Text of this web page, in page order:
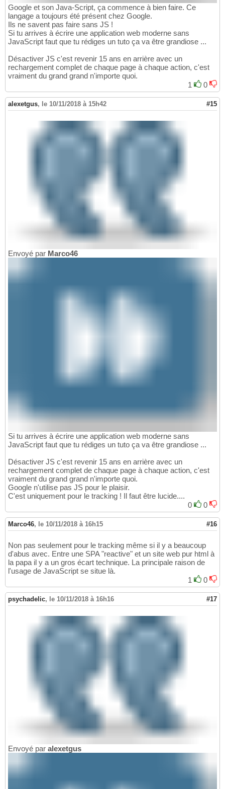
Google et son Java-Script, ça commence à bien faire. Ce
langage a toujours été présent chez Google.
Ils ne savent pas faire sans JS !
Si tu arrives à écrire une application web moderne sans
JavaScript faut que tu rédiges un tuto ça va être grandiose ...
Désactiver JS c'est revenir 15 ans en arrière avec un
rechargement complet de chaque page à chaque action, c'est
vraiment du grand grand n'importe quoi.
1
0
alexetgus, le 10/11/2018 à 15h42 #15
Envoyé par Marco46
Si tu arrives à écrire une application web moderne sans
JavaScript faut que tu rédiges un tuto ça va être grandiose ...
Désactiver JS c'est revenir 15 ans en arrière avec un
rechargement complet de chaque page à chaque action, c'est
vraiment du grand grand n'importe quoi.
Google n'utilise pas JS pour le plaisir.
C'est uniquement pour le tracking ! Il faut être lucide....
0
0
Marco46, le 10/11/2018 à 16h15 #16
Non pas seulement pour le tracking même si il y a beaucoup
d'abus avec. Entre une SPA "reactive" et un site web pur html à
la papa il y a un gros écart technique. La principale raison de
l'usage de JavaScript se situe là.
1
0
psychadelic, le 10/11/2018 à 16h16 #17
Envoyé par alexetgus